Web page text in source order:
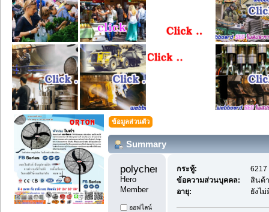
ข้อมูลส่วนตัว
Summary
polychemicals12
Hero
Member
ออฟไลน์
กระทู้:
ข้อความส่วนบุคคล:
สินค้
อายุ:
ยังไ